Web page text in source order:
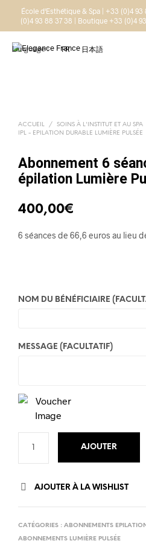
École d'Esthétique & Spa | +33 (0)4
(0)4 93 88 37 38 | Boutique +33 (0)4
Language : FR 日本語
ACCUEIL / SOINS À L'INSTITUT ET AU SPA
IPL - EPILATION DURABLE LUMIÈRE PULSÉE
Abonnement 6
épilation Lumière
400,00€
6 séances de 66,6 euros au lieu
NOM DU BÉNÉFICIAIRE
MESSAGE (FACULTATIF)
AJOUTER
AJOUTER À LA WISHLIST
CATÉGORIES : ABONNEMENTS
ABONNEMENTS LUMIÈRE PULSÉE